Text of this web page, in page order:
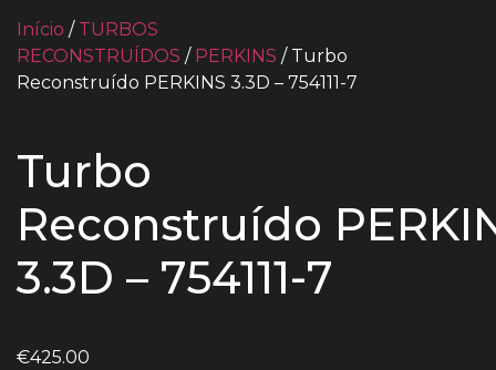
Início / TURBOS
RECONSTRUÍDOS / PERKINS / Turbo
Reconstruído PERKINS 3.3D – 754111-7
Turbo
Reconstruído
3.3D – 754111-7
€425.00